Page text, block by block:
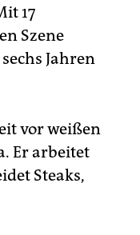
17
Szene
Jahren
vor weißen
Er arbeitet
Steaks,